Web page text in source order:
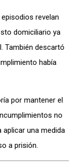
revelan
domiciliario ya
También descartó
había
por mantener el
no
una medida
a prisión.